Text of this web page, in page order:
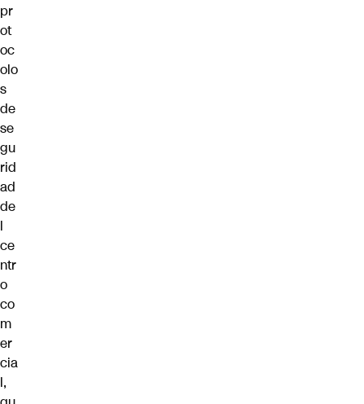
pr
ot
oc
olo
s
de
se
gu
rid
ad
de
l
ce
ntr
o
co
m
er
cia
l,